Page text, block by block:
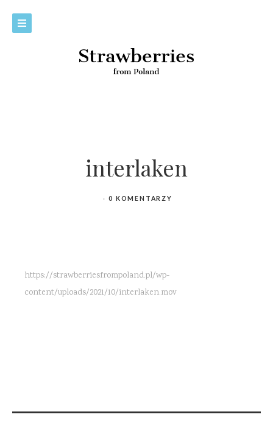
interlaken
0 KOMENTARZY
https://strawberriesfrompoland.pl/wp-
content/uploads/2021/10/interlaken.mov